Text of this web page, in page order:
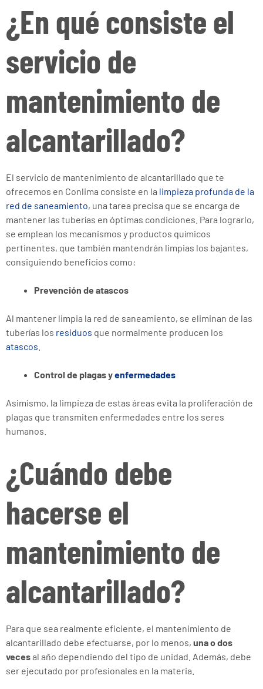
¿En qué consiste el
servicio de
mantenimiento de
alcantarillado?
El servicio de mantenimiento de alcantarillado que te
ofrecemos en Conlima consiste en la limpieza profunda de la
red de saneamiento, una tarea precisa que se encarga de
mantener las tuberías en óptimas condiciones. Para lograrlo,
se emplean los mecanismos y productos químicos
pertinentes, que también mantendrán limpias los bajantes,
consiguiendo beneficios como:
Prevención de atascos
Al mantener limpia la red de saneamiento, se eliminan de las
tuberías los residuos que normalmente producen los
atascos
Control de plagas yenfermedades
Asimismo, la limpieza de estas áreas evita la proliferación de
plagas que transmiten enfermedades entre los seres
humanos.
¿Cuándo debe
hacerse el
mantenimiento de
alcantarillado?
Para que sea realmente eficiente, el mantenimiento de
alcantarillado debe efectuarse, por lo menos, una o dos
vecesal año dependiendo del tipo de unidad. Además, debe
ser ejecutado por profesionales en la materia.